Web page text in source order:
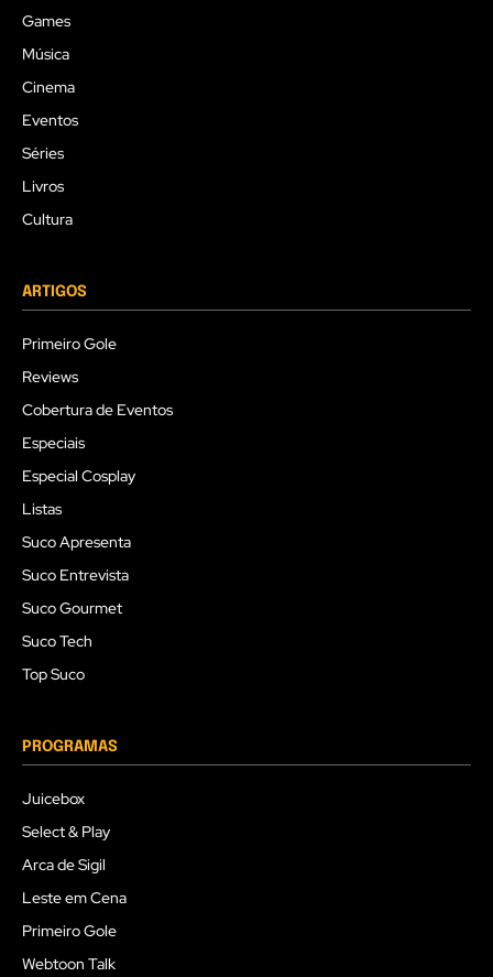
Games
Música
Cinema
Eventos
Séries
Livros
Cultura
ARTIGOS
Primeiro Gole
Reviews
Cobertura de Eventos
Especiais
Especial Cosplay
Listas
Suco Apresenta
Suco Entrevista
Suco Gourmet
Suco Tech
Top Suco
PROGRAMAS
Juicebox
Select & Play
Arca de Sigil
Leste em Cena
Primeiro Gole
Webtoon Talk